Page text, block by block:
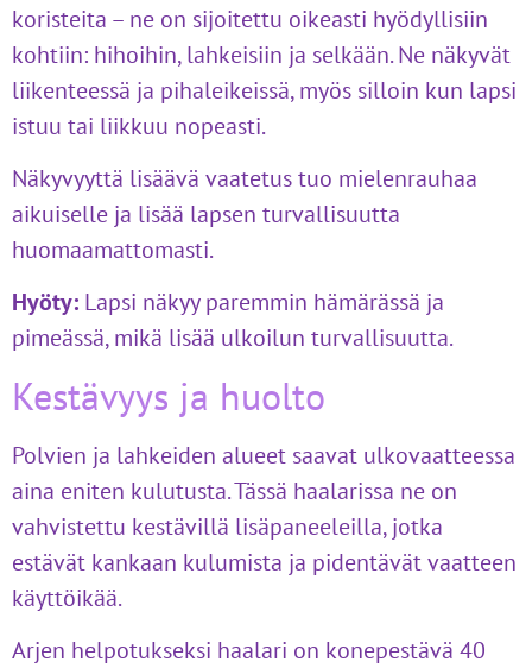
koristeita – ne on sijoitettu oikeasti hyödyllisiin
kohtiin: hihoihin, lahkeisiin ja selkään. Ne näkyvät
liikenteessä ja pihaleikeissä, myös silloin kun lapsi
istuu tai liikkuu nopeasti.
Näkyvyyttä lisäävä vaatetus tuo mielenrauhaa
aikuiselle ja lisää lapsen turvallisuutta
huomaamattomasti.
Hyöty: Lapsi näkyy paremmin hämärässä ja
pimeässä, mikä lisää ulkoilun turvallisuutta.
Kestävyys ja huolto
Polvien ja lahkeiden alueet saavat ulkovaatteessa
aina eniten kulutusta. Tässä haalarissa ne on
vahvistettu kestävillä lisäpaneeleilla, jotka
estävät kankaan kulumista ja pidentävät vaatteen
käyttöikää.
Arjen helpotukseksi haalari on konepestävä 40